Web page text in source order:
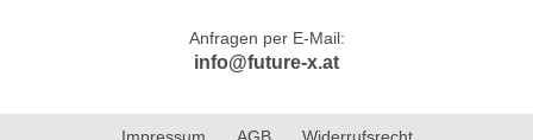
Anfragen per E-Mail:
info@future-x.at
Impressum AGB Widerrufsrecht